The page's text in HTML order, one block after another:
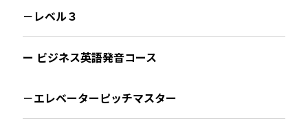
－レベル３
ー ビジネス英語発音コース
－エレベーターピッチマスター